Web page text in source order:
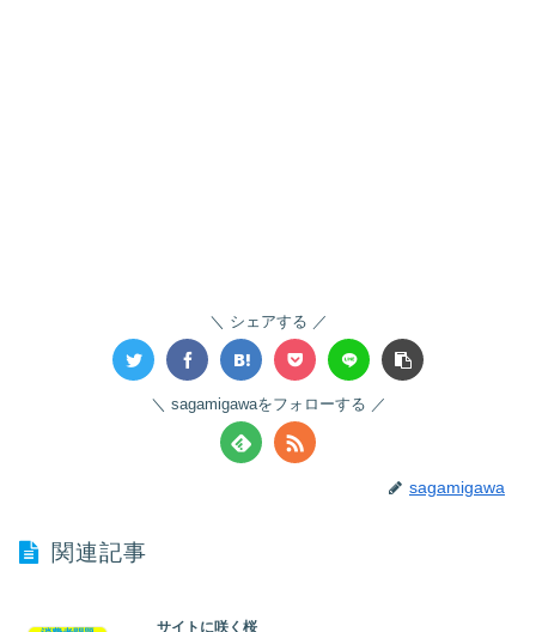
シェアする
sagamigawaをフォローする
sagamigawa
関連記事
サイトに咲く桜